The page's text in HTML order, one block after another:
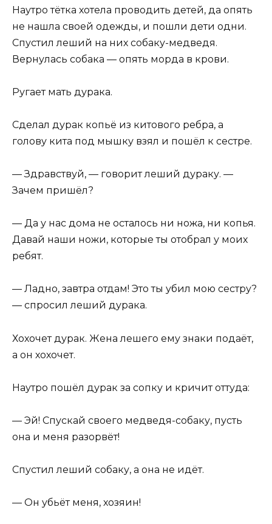
Наутро тётка хотела проводить детей, да опять
не нашла своей одежды, и пошли дети одни.
Спустил леший на них собаку-медведя.
Вернулась собака — опять морда в крови.
Ругает мать дурака.
Сделал дурак копьё из китового ребра, а
голову кита под мышку взял и пошёл к сестре.
— Здравствуй, — говорит леший дураку. —
Зачем пришёл?
— Да у нас дома не осталось ни ножа, ни копья.
Давай наши ножи, которые ты отобрал у моих
ребят.
— Ладно, завтра отдам! Это ты убил мою сестру?
— спросил леший дурака.
Хохочет дурак. Жена лешего ему знаки подаёт,
а он хохочет.
Наутро пошёл дурак за сопку и кричит оттуда:
— Эй! Спускай своего медведя-собаку, пусть
она и меня разорвёт!
Спустил леший собаку, а она не идёт.
— Он убьёт меня, хозяин!